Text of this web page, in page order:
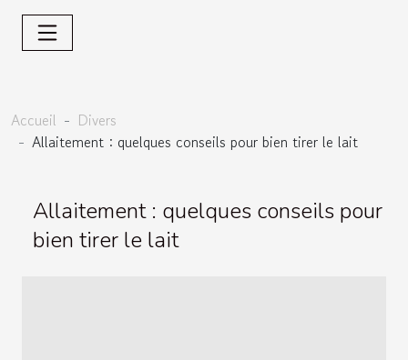
Accueil
Divers
Allaitement : quelques conseils pour bien tirer le lait
Allaitement : quelques conseils pour
bien tirer le lait